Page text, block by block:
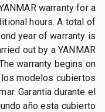
warranty for a
hours. A total of
year of warranty is
out by a YANMAR
warranty begins on
modelos cubiertos
Garantia durante el
año esta cubierto